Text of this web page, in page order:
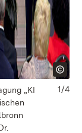
„KI
1/4